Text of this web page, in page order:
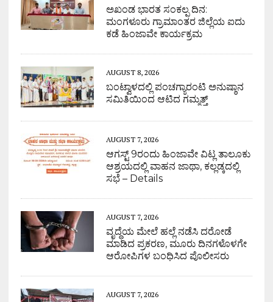
ಅಖಂಡ ಭಾರತ ಸಂಕಲ್ಪ ದಿನ:
ಮಂಗಳೂರು ಗ್ರಾಮಾಂತರ ಜಿಲ್ಲೆಯ ಐದು
ಕಡೆ ಹಿಂಜಾವೇ ಕಾರ್ಯಕ್ರಮ
AUGUST 8, 2026
ಬಂಟ್ವಾಳದಲ್ಲಿ ಪಂಚಗ್ಯಾರಂಟಿ ಅನುಷ್ಠಾನ
ಸಮಿತಿಯಿಂದ ಆಟಿದ ಗಮ್ಮತ್ತ್
AUGUST 7, 2026
ಆಗಸ್ಟ್ 9ರಂದು ಹಿಂಜಾವೇ ವಿಟ್ಲ ತಾಲೂಕು
ಆಶ್ರಯದಲ್ಲಿ ವಾಹನ ಜಾಥಾ, ಕಲ್ಲಡ್ಕದಲ್ಲಿ
ಸಭೆ – Details
AUGUST 7, 2026
ವೃದ್ಧೆಯ ಮೇಲೆ ಹಲ್ಲೆ ನಡೆಸಿ ದರೋಡೆ
ಮಾಡಿದ ಪ್ರಕರಣ, ಮೂರು ದಿನಗಳೊಳಗೇ
ಆರೋಪಿಗಳ ಬಂಧಿಸಿದ ಪೊಲೀಸರು
AUGUST 7, 2026